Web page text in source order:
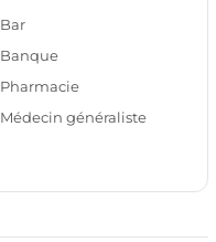
Bar
Banque
Pharmacie
Médecin généraliste